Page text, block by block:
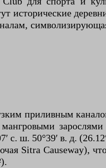
приливным
с. ш. 50°39′ в. д.
Sitra Causeway),